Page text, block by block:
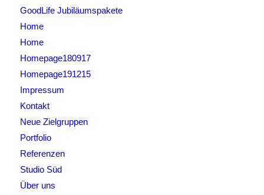
GoodLife Jubiläumspakete
Home
Home
Homepage180917
Homepage191215
Impressum
Kontakt
Neue Zielgruppen
Portfolio
Referenzen
Studio Süd
Über uns